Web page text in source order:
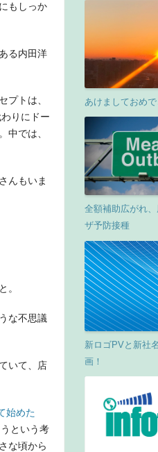
もしっか
る内田洋
プトは、
りにドー
中では、
んもいま
。
な不思議
いて、店
始めた
という考
な頃から
あけましておめ
全額補助広がれ
ザ予防接種
新ロゴPVと新社
画！